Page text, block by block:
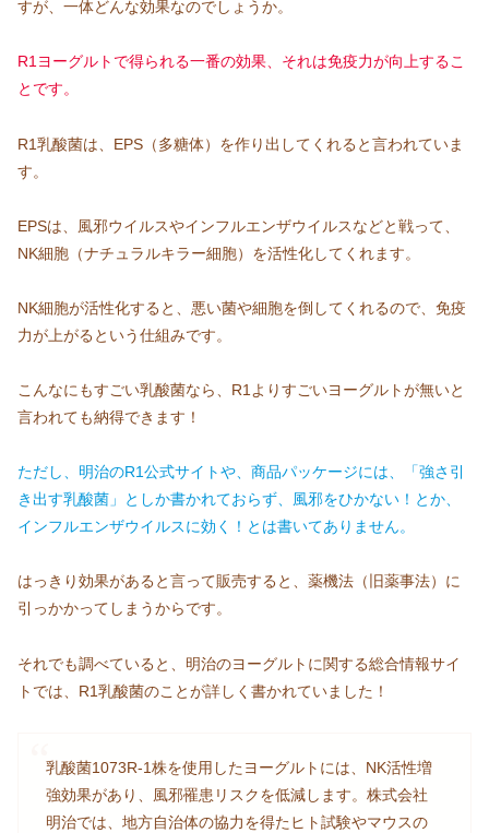
すが、一体どんな効果なのでしょうか。
R1ヨーグルトで得られる一番の効果、それは免疫力が向上するこ
とです。
R1乳酸菌は、EPS（多糖体）を作り出してくれると言われていま
す。
EPSは、風邪ウイルスやインフルエンザウイルスなどと戦って、
NK細胞（ナチュラルキラー細胞）を活性化してくれます。
NK細胞が活性化すると、悪い菌や細胞を倒してくれるので、免疫
力が上がるという仕組みです。
こんなにもすごい乳酸菌なら、R1よりすごいヨーグルトが無いと
言われても納得できます！
ただし、明治のR1公式サイトや、商品パッケージには、「強さ引
き出す乳酸菌」としか書かれておらず、風邪をひかない！とか、
インフルエンザウイルスに効く！とは書いてありません。
はっきり効果があると言って販売すると、薬機法（旧薬事法）に
引っかかってしまうからです。
それでも調べていると、明治のヨーグルトに関する総合情報サイ
トでは、R1乳酸菌のことが詳しく書かれていました！
乳酸菌1073R-1株を使用したヨーグルトには、NK活性増
強効果があり、風邪罹患リスクを低減します。株式会社
明治では、地方自治体の協力を得たヒト試験やマウスの